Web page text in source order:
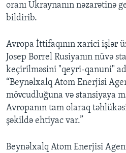
oranı Ukraynanın nəzarətinə
bildirib.
Avropa İttifaqının xarici işlər
Josep Borrel Rusiyanın nüvə
keçirilməsini "qeyri-qanuni"
“Beynəlxalq Atom Enerjisi
mövcudluğuna və stansiyaya
Avropanın tam olaraq
şəkildə ehtiyac var.”
Beynəlxalq Atom Enerjisi